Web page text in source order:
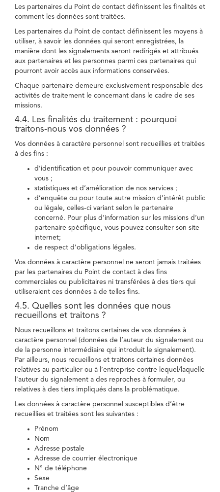
Les partenaires du Point de contact définissent les finalités et
comment les données sont traitées.
Les partenaires du Point de contact définissent les moyens à
utiliser, à savoir les données qui seront enregistrées, la
manière dont les signalements seront redirigés et attribués
aux partenaires et les personnes parmi ces partenaires qui
pourront avoir accès aux informations conservées.
Chaque partenaire demeure exclusivement responsable des
activités de traitement le concernant dans le cadre de ses
missions.
4.4. Les finalités du traitement : pourquoi
traitons-nous vos données ?
Vos données à caractère personnel sont recueillies et traitées
à des fins :
d’identification et pour pouvoir communiquer avec
vous ;
statistiques et d’amélioration de nos services ;
d’enquête ou pour toute autre mission d’intérêt public
ou légale, celles-ci variant selon le partenaire
concerné. Pour plus d’information sur les missions d’un
partenaire spécifique, vous pouvez consulter son site
internet;
de respect d’obligations légales.
Vos données à caractère personnel ne seront jamais traitées
par les partenaires du Point de contact à des fins
commerciales ou publicitaires ni transférées à des tiers qui
utiliseraient ces données à de telles fins.
4.5. Quelles sont les données que nous
recueillons et traitons ?
Nous recueillons et traitons certaines de vos données à
caractère personnel (données de l’auteur du signalement ou
de la personne intermédiaire qui introduit le signalement).
Par ailleurs, nous recueillons et traitons certaines données
relatives au particulier ou à l’entreprise contre lequel/laquelle
l’auteur du signalement a des reproches à formuler, ou
relatives à des tiers impliqués dans la problématique.
Les données à caractère personnel susceptibles d’être
recueillies et traitées sont les suivantes :
Prénom
Nom
Adresse postale
Adresse de courrier électronique
N° de téléphone
Sexe
Tranche d’âge